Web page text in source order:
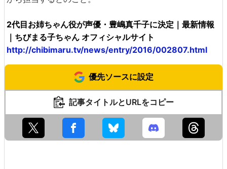
2代目お姉ちゃん役が声優・豊嶋真千子に決定｜最新情報
｜ちびまる子ちゃん オフィシャルサイト
http://chibimaru.tv/news/entry/2016/002807.html
優先ソースに設定
記事タイトルとURLをコピー